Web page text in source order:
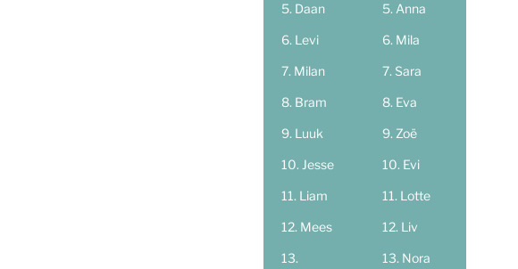
Daan
Levi
Milan
Bram
Luuk
Jesse
Liam
Mees
Anna
Mila
Sara
Eva
Zoë
Evi
Lotte
Liv
Nora